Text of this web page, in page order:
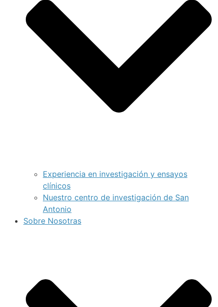
Experiencia en investigación y ensayos
clínicos
Nuestro centro de investigación de San
Antonio
Sobre Nosotras